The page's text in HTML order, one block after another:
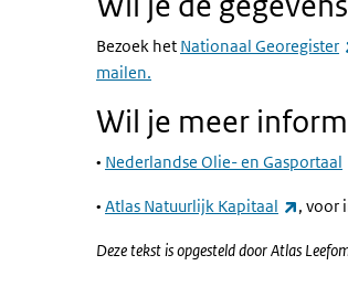
Bezoek het Nationaal Georegister
mailen.
Wil je meer
• Nederlandse Olie- en Gasportaal
• Atlas Natuurlijk Kapitaal , voor
Deze tekst is opgesteld door Atlas